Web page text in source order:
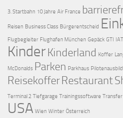
3. Startbahn 10 Jahre Air France
Reisen Business Class Bürgerentscheid
Flugbegleiter Flughafen München Gepäck GTI
Kinder Kinderland Koffer
McDonalds Parken Parkhaus
Reisekoffer Restaurant
Terminal 2 Tiefgarage Trainingssoftware Transfer
USA Wien Winter Österreich